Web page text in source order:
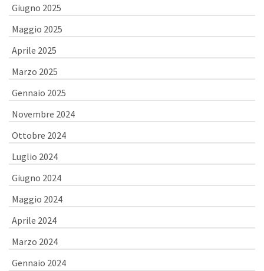
Giugno 2025
Maggio 2025
Aprile 2025
Marzo 2025
Gennaio 2025
Novembre 2024
Ottobre 2024
Luglio 2024
Giugno 2024
Maggio 2024
Aprile 2024
Marzo 2024
Gennaio 2024